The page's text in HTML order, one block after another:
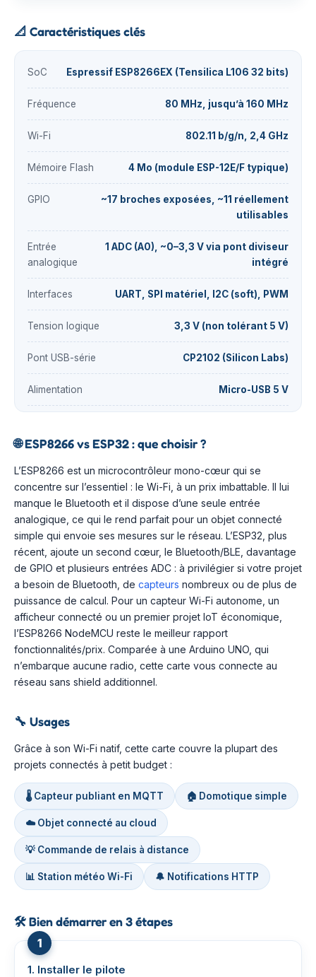
📐 Caractéristiques clés
SoC Espressif ESP8266EX (Tensilica L106 32 bits)
Fréquence 80 MHz, jusqu’à 160 MHz
Wi-Fi 802.11 b/g/n, 2,4 GHz
Mémoire Flash 4 Mo (module ESP-12E/F typique)
GPIO
~17 broches exposées, ~11 réellement
utilisables
Entrée
analogique
1 ADC (A0), ~0–3,3 V via pont diviseur
intégré
Interfaces UART, SPI matériel, I2C (soft), PWM
Tension logique 3,3 V (non tolérant 5 V)
Pont USB-série CP2102 (Silicon Labs)
Alimentation Micro-USB 5 V
🌐ESP8266 vs ESP32 : que choisir ?
L’ESP8266 est un microcontrôleur mono-cœur qui se
concentre sur l’essentiel : le Wi-Fi, à un prix imbattable. Il lui
manque le Bluetooth et il dispose d’une seule entrée
analogique, ce qui le rend parfait pour un objet connecté
simple qui envoie ses mesures sur le réseau. L’ESP32, plus
récent, ajoute un second cœur, le Bluetooth/BLE, davantage
de GPIO et plusieurs entrées ADC : à privilégier si votre projet
a besoin de Bluetooth, de capteurs nombreux ou de plus de
puissance de calcul. Pour un capteur Wi-Fi autonome, un
afficheur connecté ou un premier projet IoT économique,
l’ESP8266 NodeMCU reste le meilleur rapport
fonctionnalités/prix. Comparée à une Arduino UNO, qui
n’embarque aucune radio, cette carte vous connecte au
réseau sans shield additionnel.
🔧 Usages
Grâce à son Wi-Fi natif, cette carte couvre la plupart des
projets connectés à petit budget :
🌡️ Capteur publiant en MQTT 🏠 Domotique simple
☁️ Objet connecté au cloud
💡 Commande de relais à distance
📊 Station météo Wi-Fi 🔔 Notifications HTTP
🛠️Bien démarrer en 3 étapes
1. Installer le pilote